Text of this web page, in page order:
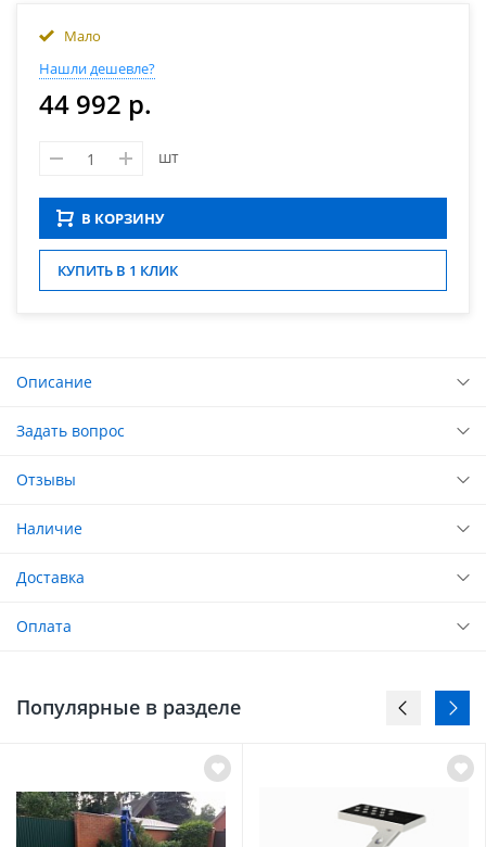
Мало
Нашли дешевле?
44 992 р.
шт
В КОРЗИНУ
КУПИТЬ В 1 КЛИК
Описание
Задать вопрос
Отзывы
Наличие
Доставка
Оплата
Популярные в разделе